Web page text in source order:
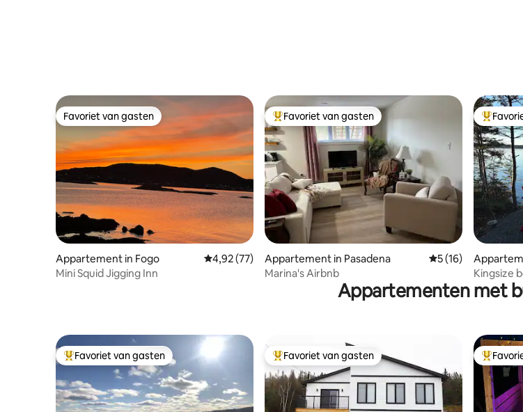
Favoriet van gasten
Favoriet van gasten
Appartement in Fogo Gemiddelde beoordeling van 4,92 uit 5, 77 recensies
4,92 (77)
Mini Squid Jigging Inn
Topfavoriet van gasten
Favoriet van gasten
Appartement in Pasadena Gemiddelde
5 (16)
Marina's Airbnb
Kingsize
Eastport
Appartementen met
Topfavoriet van gasten
Favoriet van gasten Topfavoriet van gasten
Favoriet van gasten